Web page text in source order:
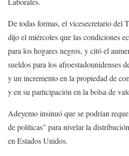
De todas formas, el vicesecretario del
dijo el miércoles que las condiciones
para los hogares negros, y citó el
sueldos para los afroestadounidenses
y un incremento en la propiedad de
y en su participación en la bolsa de
Adeyemo insinuó que se podrían
de políticas” para nivelar la
en Estados Unidos.